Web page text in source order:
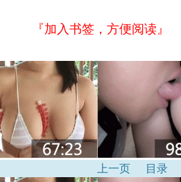
『加入书签，方便阅读』
上一页 目录